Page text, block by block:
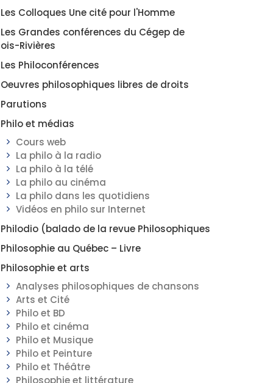
Les Colloques Une cité pour l'Homme
Les Grandes conférences du Cégep de
Rivières
Les Philoconférences
Oeuvres philosophiques libres de droits
Parutions
Philo et médias
Cours web
La philo à la radio
La philo à la télé
La philo au cinéma
La philo dans les quotidiens
Vidéos en philo sur Internet
Philodio (balado de la revue Philosophiques
Philosophie au Québec – Livre
Philosophie et arts
Analyses philosophiques de chansons
Arts et Cité
Philo et BD
Philo et cinéma
Philo et Musique
Philo et Peinture
Philo et Théâtre
Philosophie et littérature